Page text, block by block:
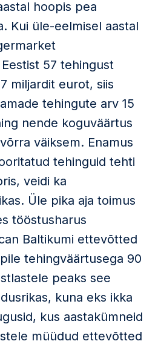
hoopis pea
Kui üle-eelmisel aastal
57 tehingust
miljardit eurot, siis
tehingute arv 15
nende koguväärtus
väiksem. Enamus
tehinguid tehti
veidi ka
Üle pika aja toimus
tööstusharus
Baltikumi ettevõtted
tehingväärtusega 90
peaks see
kuna eks ikka
kus aastakümneid
müüdud ettevõtted